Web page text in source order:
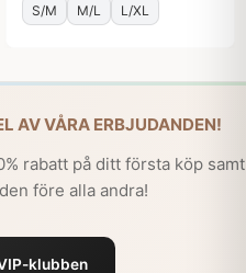
S/M M/L L/XL
AV VÅRA ERBJUDANDEN!
rabatt på ditt första köp samt
före alla andra!
klubben